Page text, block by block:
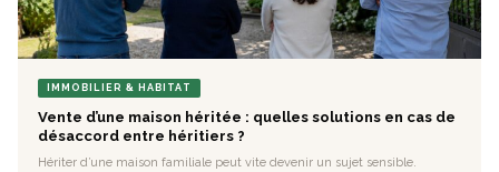
IMMOBILIER & HABITAT
Vente d’une maison héritée : quelles solutions en cas de
désaccord entre héritiers ?
Hériter d’une maison familiale peut vite devenir un sujet sensible.